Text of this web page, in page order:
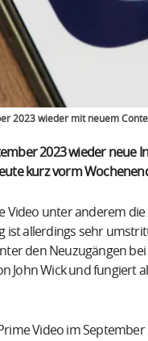
2023 wieder mit neuem
2023 wieder neue
kurz vorm
Video unter anderem
ist allerdings sehr
den Neuzugängen
John Wick und fungiert
Video im